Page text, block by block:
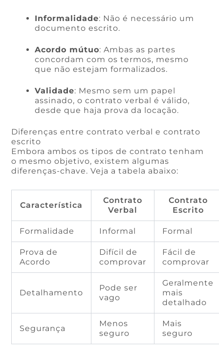
Informalidade: Não é necessário um
documento escrito.
Acordo mútuo: Ambas as partes
concordam com os termos, mesmo
que não estejam formalizados.
Validade: Mesmo sem um papel
assinado, o contrato verbal é válido,
desde que haja prova da locação.
Diferenças entre contrato verbal e contrato
escrito
Embora ambos os tipos de contrato tenham
o mesmo objetivo, existem algumas
diferenças-chave. Veja a tabela abaixo:
Característica
Contrato
Verbal
Contrato
Escrito
Formalidade Informal Formal
Prova de
Acordo
Difícil de
comprovar
Fácil de
comprovar
Detalhamento
Pode ser
vago
Geralmente
mais
detalhado
Segurança
Menos
seguro
Mais
seguro